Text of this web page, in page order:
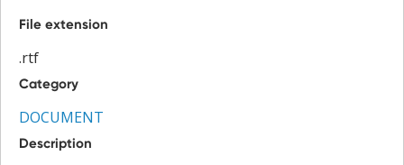
File extension
.rtf
Category
DOCUMENT
Description